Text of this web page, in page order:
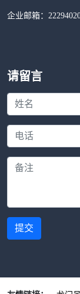
企业邮箱：
请留言
提交